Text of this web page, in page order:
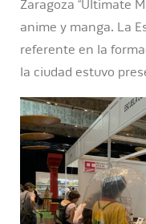
Zaragoza “Ultimate
anime y manga. La
referente en la
la ciudad estuvo